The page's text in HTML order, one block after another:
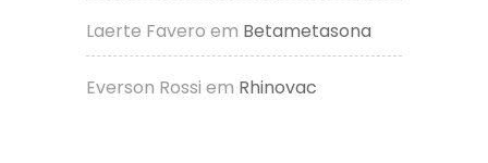
Laerte Favero em Betametasona
Everson Rossi em Rhinovac